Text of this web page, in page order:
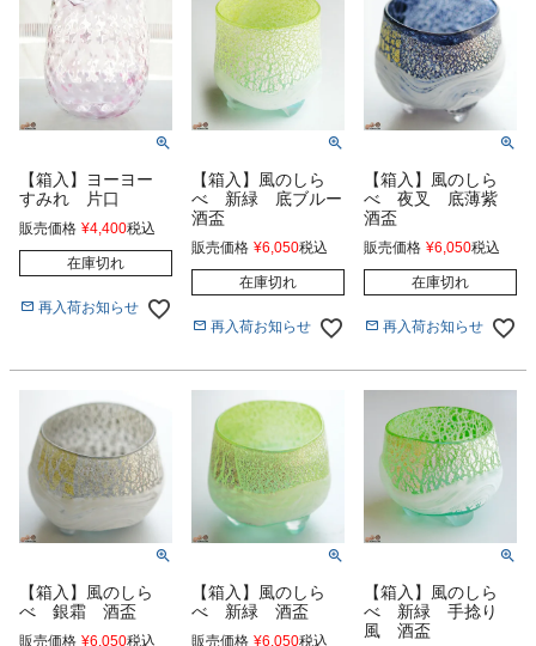
【箱入】ヨーヨー
すみれ 片口
販売価格 ¥4,400税込
在庫切れ
再入荷お知らせ
【箱入】風のしら
べ 新緑 底ブルー
酒盃
販売価格 ¥6,050税込
在庫切れ
再入荷お知らせ
【箱入】風のしら
べ 夜叉 底薄紫
酒盃
販売価格 ¥6,050税込
在庫切れ
再入荷お知らせ
【箱入】風のしら
べ 銀霜 酒盃
販売価格 ¥6,050税込
【箱入】風のしら
べ 新緑 酒盃
販売価格 ¥6,050税込
【箱入】風のしら
べ 新緑 手捻り
風 酒盃